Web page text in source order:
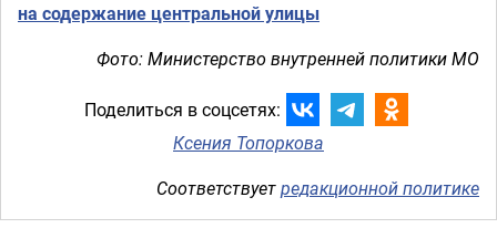
на содержание центральной улицы
Фото: Министерство внутренней политики МО
Поделиться в соцсетях:
Ксения Топоркова
Соответствуетредакционной политике